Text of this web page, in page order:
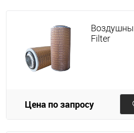
Filter
Цена по запросу